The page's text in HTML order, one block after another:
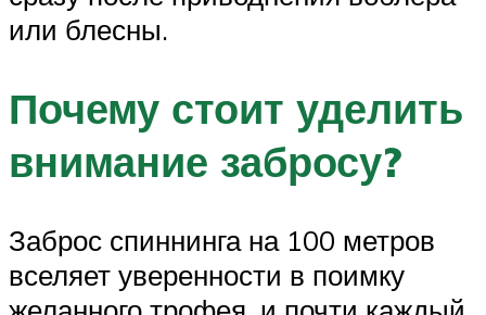
или блесны.
Почему стоит уделить
внимание забросу?
Заброс спиннинга на 100 метров
вселяет уверенности в поимку